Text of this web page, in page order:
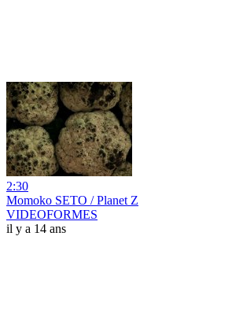
2:30
Momoko SETO / Planet Z
VIDEOFORMES
il y a 14 ans